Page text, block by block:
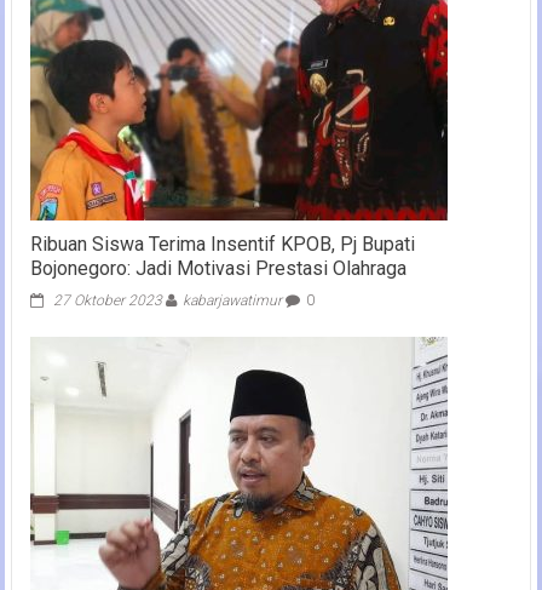
Ribuan Siswa Terima Insentif KPOB, Pj Bupati
Bojonegoro: Jadi Motivasi Prestasi Olahraga
27 Oktober 2023 kabarjawatimur 0